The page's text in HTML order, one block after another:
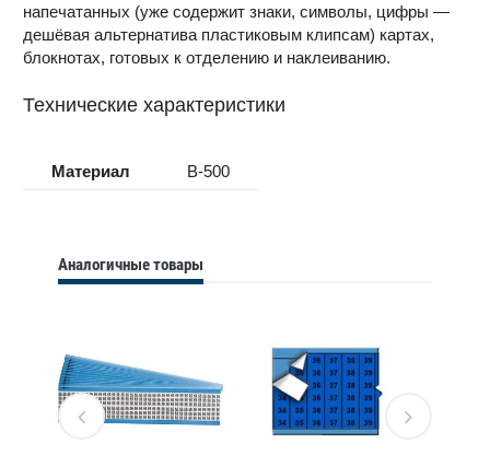
напечатанных (уже содержит знаки, символы, цифры —
дешёвая альтернатива пластиковым клипсам) картах,
блокнотах, готовых к отделению и наклеиванию.
Технические характеристики
Материал B-500
Аналогичные товары